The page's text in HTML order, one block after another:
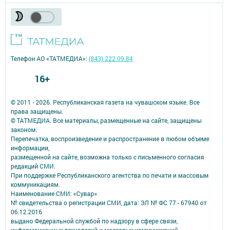
© 2011 - 2026. Республиканская газета на чувашском языке. Все
права защищены.
© ТАТМЕДИА. Все материалы, размещенные на сайте, защищены
законом.
Перепечатка, воспроизведение и распространение в любом объеме
информации,
размещенной на сайте, возможна только с письменного согласия
редакций СМИ.
При поддержке Республиканского агентства по печати и массовым
коммуникациям.
Наименование СМИ: «Сувар»
№ свидетельства о регистрации СМИ, дата: ЭЛ № ФС 77 - 67940 от
06.12.2016
выдано Федеральной службой по надзору в сфере связи,
Телефон АО «ТАТМЕДИА»:(843) 222 09 84
16+